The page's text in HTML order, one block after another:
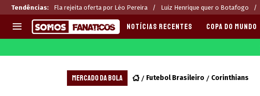
Tendências: Fla rejeita oferta por Léo Pereira Luiz Henrique quer o Botafogo
CHAMPIONS LEAGUE
Melhores sites de apostas 2025
Últimas
NOTÍCIAS RECENTES COPA DO MUNDO
MERCADO DA BOLA Futebol Brasileiro Corinthians